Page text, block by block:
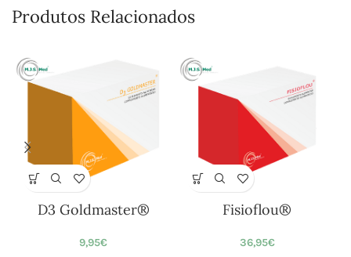
Produtos Relacionados
D3 Goldmaster®
9,95€
Fisioflou®
36,95€